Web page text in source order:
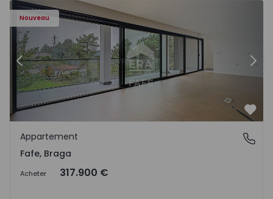
Nouveau
Précédent
Fafe, Braga
Appartement
Fafe, Braga
Acheter 317.900 €